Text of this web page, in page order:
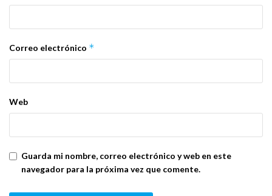
Correo electrónico *
Web
Guarda mi nombre, correo electrónico y web en este
navegador para la próxima vez que comente.